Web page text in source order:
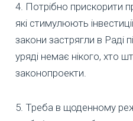
4. Потрібно прискорити
які стимулюють
закони застрягли в Раді
уряді немає нікого, хто
законопроекти.
5. Треба в щоденному